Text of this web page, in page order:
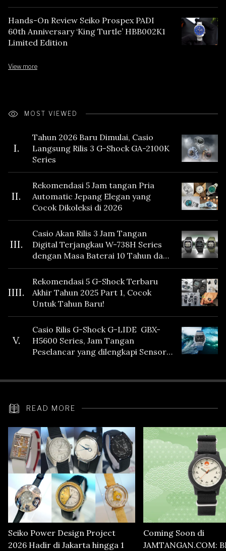
Hands-On Review Seiko Prospex PADI
60th Anniversary ‘King Turtle’ HBB002K1
Limited Edition
View more
MOST VIEWED
I.
Tahun 2026 Baru Dimulai, Casio
Langsung Rilis 3 G-Shock GA-2100K
Series
II.
Rekomendasi 5 Jam tangan Pria
Automatic Jepang Elegan yang
Cocok Dikoleksi di 2026
III.
Casio Akan Rilis 3 Jam Tangan
Digital Terjangkau W-738H Series
dengan Masa Baterai 10 Tahun dan
Fitur Vibration
IIII.
Rekomendasi 5 G-Shock Terbaru
Akhir Tahun 2025 Part 1, Cocok
Untuk Tahun Baru!
V.
Casio Rilis G-Shock G-LIDE GBX-
H5600 Series, Jam Tangan
Peselancar yang dilengkapi Sensor
READ MORE
Seiko Power Design Project
2026 Hadir di Jakarta hingga 1
Coming Soon di
JAMTANGAN.COM: